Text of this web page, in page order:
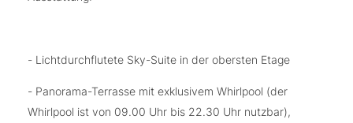
- Lichtdurchflutete Sky-Suite in der obersten Etage
- Panorama-Terrasse mit exklusivem Whirlpool (der
Whirlpool ist von 09.00 Uhr bis 22.30 Uhr nutzbar),